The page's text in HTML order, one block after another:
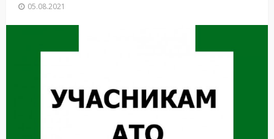
05.08.2021